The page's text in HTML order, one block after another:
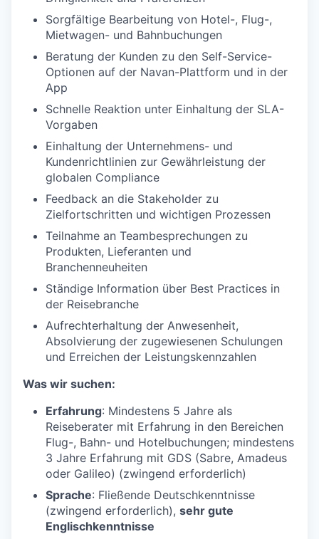
Sorgfältige Bearbeitung von Hotel-, Flug-,
Mietwagen- und Bahnbuchungen
Beratung der Kunden zu den Self-Service-
Optionen auf der Navan-Plattform und in der
App
Schnelle Reaktion unter Einhaltung der SLA-
Vorgaben
Einhaltung der Unternehmens- und
Kundenrichtlinien zur Gewährleistung der
globalen Compliance
Feedback an die Stakeholder zu
Zielfortschritten und wichtigen Prozessen
Teilnahme an Teambesprechungen zu
Produkten, Lieferanten und
Branchenneuheiten
Ständige Information über Best Practices in
der Reisebranche
Aufrechterhaltung der Anwesenheit,
Absolvierung der zugewiesenen Schulungen
und Erreichen der Leistungskennzahlen
Was wir suchen:
Erfahrung: Mindestens 5 Jahre als
Reiseberater mit Erfahrung in den Bereichen
Flug-, Bahn- und Hotelbuchungen; mindestens
3 Jahre Erfahrung mit GDS (Sabre, Amadeus
oder Galileo) (zwingend erforderlich)
Sprache: Fließende Deutschkenntnisse
(zwingend erforderlich), sehr gute
Englischkenntnisse